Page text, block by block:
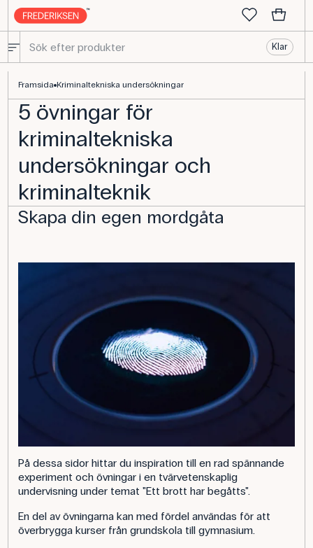
Klar
Framsida Kriminaltekniska undersökningar
5 övningar för
kriminaltekniska
undersökningar och
kriminalteknik
Skapa din egen mordgåta
På dessa sidor hittar du inspiration till en rad spännande
experiment och övningar i en tvärvetenskaplig
undervisning under temat "Ett brott har begåtts".
En del av övningarna kan med fördel användas för att
överbrygga kurser från grundskola till gymnasium.